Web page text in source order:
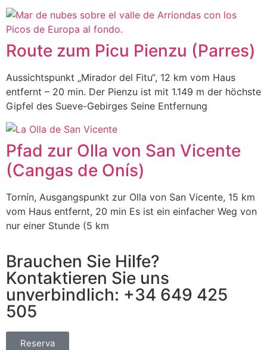
Route zum Picu Pienzu (Parres)
Aussichtspunkt „Mirador del Fitu“, 12 km vom Haus
entfernt – 20 min. Der Pienzu ist mit 1.149 m der höchste
Gipfel des Sueve-Gebirges Seine Entfernung
Pfad zur Olla von San Vicente
(Cangas de Onís)
Tornín, Ausgangspunkt zur Olla von San Vicente, 15 km
vom Haus entfernt, 20 min Es ist ein einfacher Weg von
nur einer Stunde (5 km
Brauchen Sie Hilfe?
Kontaktieren Sie uns
unverbindlich: +34 649 425
505
Reserva